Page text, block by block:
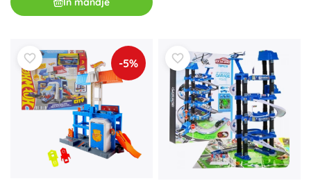
-5%